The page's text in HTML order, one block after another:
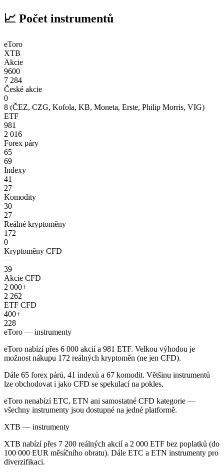
📈 Počet instrumentů
eToro
XTB
Akcie
9600
7 284
České akcie
0
8 (ČEZ, CZG, Kofola, KB, Moneta, Erste, Philip Morris, VIG)
ETF
981
2 016
Forex páry
65
69
Indexy
41
27
Komodity
30
27
Reálné kryptoměny
172
0
Kryptoměny CFD
—
39
Akcie CFD
2 000+
2 262
ETF CFD
400+
228
eToro — instrumenty
eToro nabízí přes 6 000 akcií a 981 ETF. Velkou výhodou je
možnost nákupu 172 reálných kryptoměn (ne jen CFD).
Dále 65 forex párů, 41 indexů a 67 komodit. Většinu instrumentů
lze obchodovat i jako CFD se spekulací na pokles.
eToro nenabízí ETC, ETN ani samostatné CFD kategorie —
všechny instrumenty jsou dostupné na jedné platformě.
XTB — instrumenty
XTB nabízí přes 7 200 reálných akcií a 2 000 ETF bez poplatků (do
100 000 EUR měsíčního obratu). Dále ETC a ETN instrumenty pro
diverzifikaci.